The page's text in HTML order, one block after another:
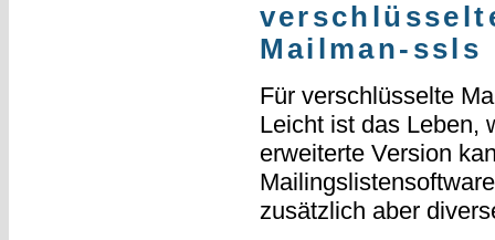
Mailman-ssls
Für verschlüsselte
Leicht ist das Leben,
erweiterte Version
zusätzlich aber